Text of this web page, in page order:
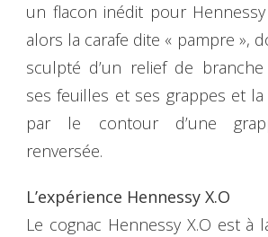
un flacon inédit pour Hennessy
alors la carafe dite « pampre »,
sculpté d’un relief de
ses feuilles et ses grappes et
par le contour d’une
renversée.
L’expérience Hennessy X.O
Le cognac Hennessy X.O est à